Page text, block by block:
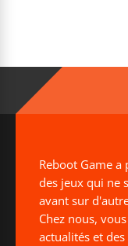
Reboot Game
des jeux qui ne
avant sur
Chez nous,
actualités et